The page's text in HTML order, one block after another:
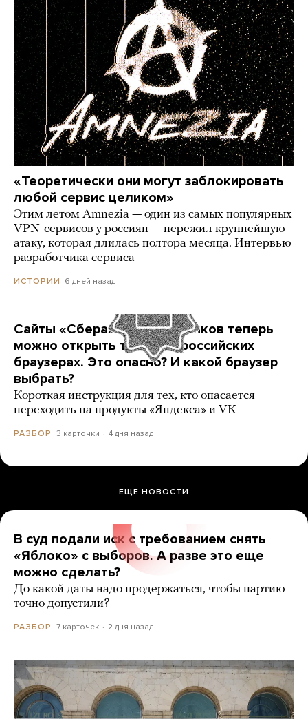
«Теоретически они могут заблокировать
любой сервис целиком»
Этим летом Amnezia — один из самых популярных
VPN-сервисов у россиян — пережил крупнейшую
атаку, которая длилась полтора месяца. Интервью
разработчика сервиса
ИСТОРИИ 6 дней назад
Сайты «Сбера» и других банков теперь
можно открыть только в российских
браузерах. Это опасно? И какой браузер
выбрать?
Короткая инструкция для тех, кто опасается
переходить на продукты «Яндекса» и VK
РАЗБОР 3 карточки 4 дня назад
ЕЩЕ НОВОСТИ
В суд подали иск с требованием снять
«Яблоко» с выборов. А разве это еще
можно сделать?
До какой даты надо продержаться, чтобы партию
точно допустили?
РАЗБОР 7 карточек 2 дня назад